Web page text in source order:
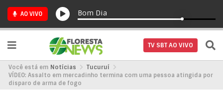
AO VIVO Bom Dia
TV SBT AO VIVO
Você está em Notícias
Tucuruí
VÍDEO: Assalto em mercadinho termina com uma pessoa atingida por
disparo de arma de fogo